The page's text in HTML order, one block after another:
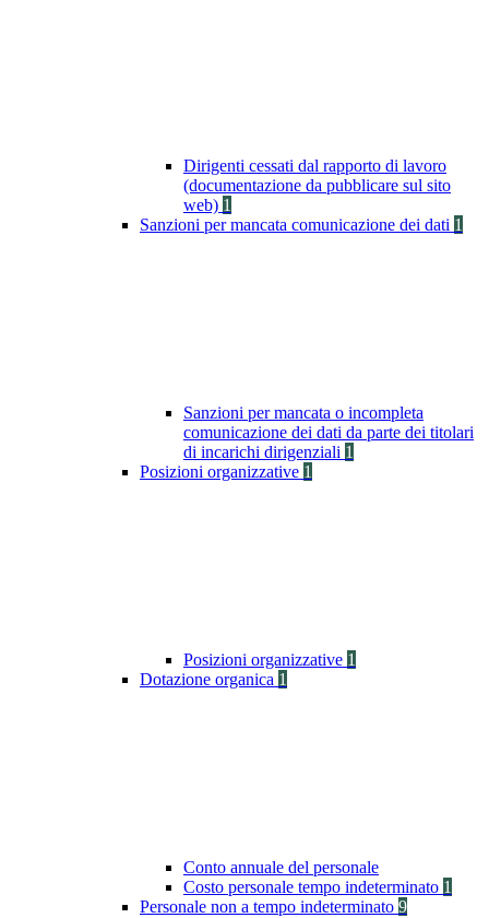
Dirigenti cessati dal rapporto di lavoro
(documentazione da pubblicare sul sito
web) 1
Sanzioni per mancata comunicazione dei dati 1
Sanzioni per mancata o incompleta
comunicazione dei dati da parte dei titolari
di incarichi dirigenziali 1
Posizioni organizzative 1
Posizioni organizzative 1
Dotazione organica 1
Conto annuale del personale
Costo personale tempo indeterminato 1
Personale non a tempo indeterminato 9